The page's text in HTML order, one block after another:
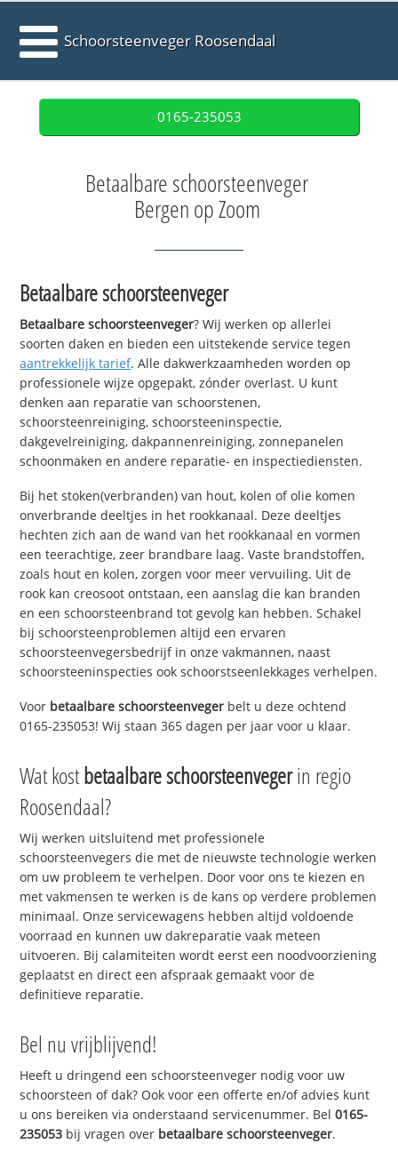
Schoorsteenveger Roosendaal
0165-235053
Betaalbare schoorsteenveger
Bergen op Zoom
Betaalbare schoorsteenveger
Betaalbare schoorsteenveger? Wij werken op allerlei
soorten daken en bieden een uitstekende service tegen
aantrekkelijk tarief. Alle dakwerkzaamheden worden op
professionele wijze opgepakt, zónder overlast. U kunt
denken aan reparatie van schoorstenen,
schoorsteenreiniging, schoorsteeninspectie,
dakgevelreiniging, dakpannenreiniging, zonnepanelen
schoonmaken en andere reparatie- en inspectiediensten.
Bij het stoken(verbranden) van hout, kolen of olie komen
onverbrande deeltjes in het rookkanaal. Deze deeltjes
hechten zich aan de wand van het rookkanaal en vormen
een teerachtige, zeer brandbare laag. Vaste brandstoffen,
zoals hout en kolen, zorgen voor meer vervuiling. Uit de
rook kan creosoot ontstaan, een aanslag die kan branden
en een schoorsteenbrand tot gevolg kan hebben. Schakel
bij schoorsteenproblemen altijd een ervaren
schoorsteenvegersbedrijf in onze vakmannen, naast
schoorsteeninspecties ook schoorstseenlekkages verhelpen.
Voor betaalbare schoorsteenveger belt u deze ochtend
0165-235053! Wij staan 365 dagen per jaar voor u klaar.
Wat kostbetaalbare schoorsteenvegerin regio
Roosendaal?
Wij werken uitsluitend met professionele
schoorsteenvegers die met de nieuwste technologie werken
om uw probleem te verhelpen. Door voor ons te kiezen en
met vakmensen te werken is de kans op verdere problemen
minimaal. Onze servicewagens hebben altijd voldoende
voorraad en kunnen uw dakreparatie vaak meteen
uitvoeren. Bij calamiteiten wordt eerst een noodvoorziening
geplaatst en direct een afspraak gemaakt voor de
definitieve reparatie.
Bel nu vrijblijvend!
Heeft u dringend een schoorsteenveger nodig voor uw
schoorsteen of dak? Ook voor een offerte en/of advies kunt
u ons bereiken via onderstaand servicenummer. Bel0165-
235053 bij vragen over betaalbare schoorsteenveger.